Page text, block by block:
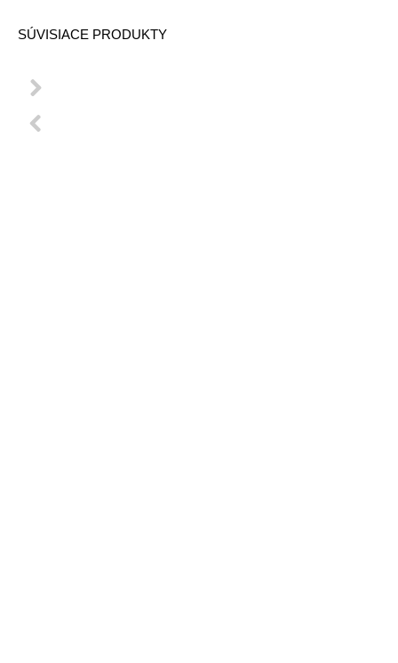
SÚVISIACE PRODUKTY